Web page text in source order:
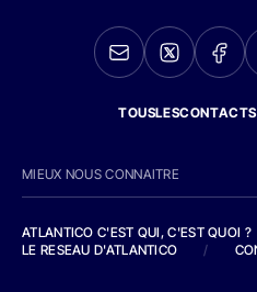
MIEUX NOUS CONNAITRE
ATLANTICO C'EST QUI, C'EST QUOI ?
LE RESEAU D'ATLANTICO
/